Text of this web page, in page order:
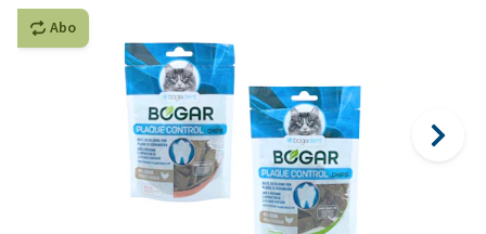
Abo